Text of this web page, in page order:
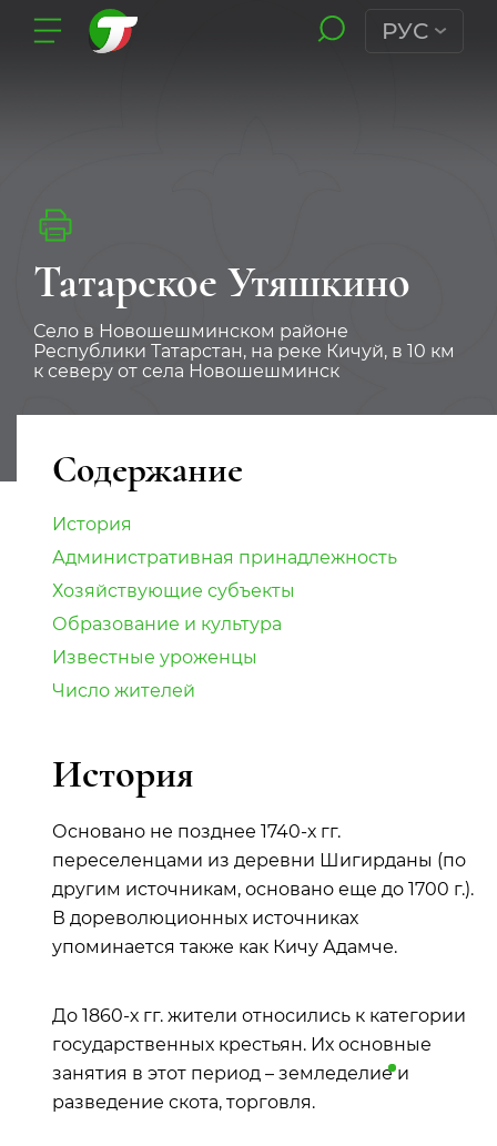
РУС
Татарское Утяшкино
Село в Новошешминском районе
Республики Татарстан, на реке Кичуй, в 10 км
к северу от села Новошешминск
Содержание
История
Административная принадлежность
Хозяйствующие субъекты
Образование и культура
Известные уроженцы
Число жителей
История
Основано не позднее 1740-х гг.
переселенцами из деревни Шигирданы (по
другим источникам, основано еще до 1700 г.).
В дореволюционных источниках
упоминается также как Кичу Адамче.
До 1860-х гг. жители относились к категории
государственных крестьян. Их основные
занятия в этот период – земледелиеи
разведение скота, торговля.